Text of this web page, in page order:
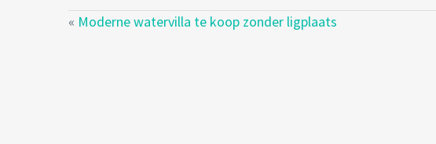
« Moderne watervilla te koop zonder ligplaats